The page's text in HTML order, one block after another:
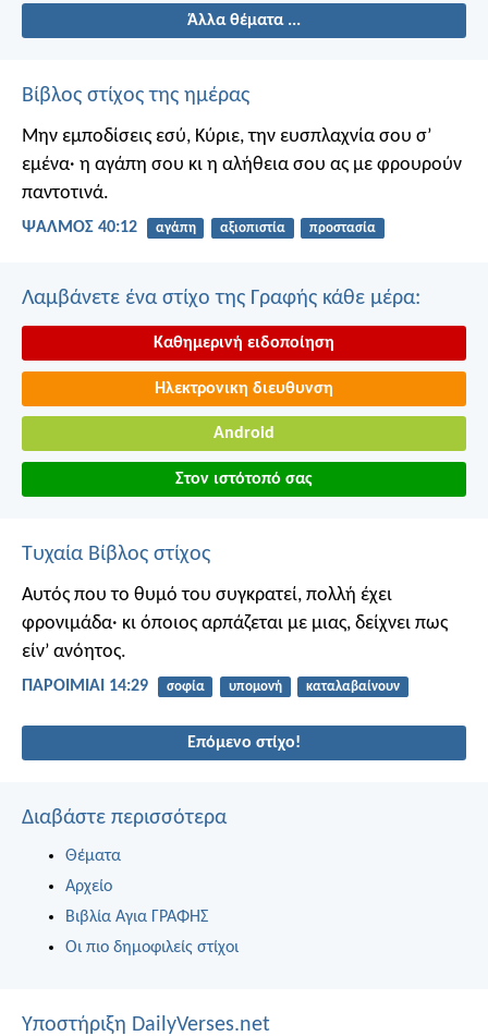
Άλλα θέματα ...
Βίβλος στίχος της ημέρας
Μην εμποδίσεις εσύ, Κύριε, την ευσπλαχνία σου σ’
εμένα· η αγάπη σου κι η αλήθεια σου ας με φρουρούν
παντοτινά.
ΨΑΛΜΌΣ 40:12 αγάπη αξιοπιστία προστασία
Λαμβάνετε ένα στίχο της Γραφής κάθε μέρα:
Καθημερινή ειδοποίηση
Ηλεκτρονικη διευθυνση
Android
Στον ιστότοπό σας
Τυχαία Βίβλος στίχος
Αυτός που το θυμό του συγκρατεί, πολλή έχει
φρονιμάδα· κι όποιος αρπάζεται με μιας, δείχνει πως
είν’ ανόητος.
ΠΑΡΟΙΜΙΑΙ 14:29 σοφία υπομονή καταλαβαίνουν
Επόμενο στίχο!
Διαβάστε περισσότερα
Θέματα
Αρχείο
Βιβλία Αγια ΓΡΑΦΗΣ
Οι πιο δημοφιλείς στίχοι
Υποστήριξη DailyVerses.net